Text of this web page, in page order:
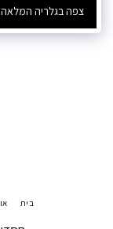
צפה בגלריה המלאה
בית